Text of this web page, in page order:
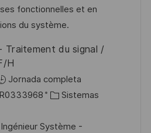
í
a
fonctionnelles et en
du système.
Traitement du signal /
H
Jornada completa
R0333968
C
t
Sistemas
Système -